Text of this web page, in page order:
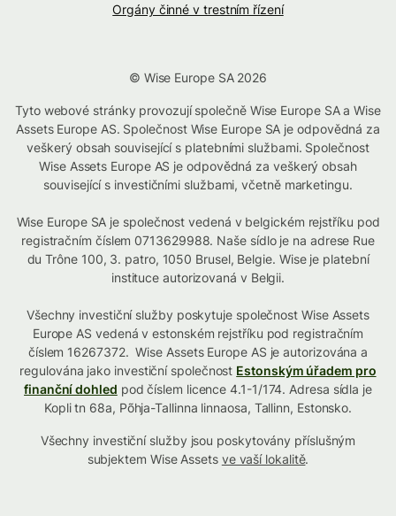
Orgány činné v trestním řízení
© Wise Europe SA 2026
Tyto webové stránky provozují společně Wise Europe SA a Wise
Assets Europe AS. Společnost Wise Europe SA je odpovědná za
veškerý obsah související s platebními službami. Společnost
Wise Assets Europe AS je odpovědná za veškerý obsah
související s investičními službami, včetně marketingu.
Wise Europe SA je společnost vedená v belgickém rejstříku pod
registračním číslem 0713629988. Naše sídlo je na adrese Rue
du Trône 100, 3. patro, 1050 Brusel, Belgie. Wise je platební
instituce autorizovaná v Belgii.
Všechny investiční služby poskytuje společnost Wise Assets
Europe AS vedená v estonském rejstříku pod registračním
číslem 16267372. Wise Assets Europe AS je autorizována a
regulována jako investiční společnost Estonským úřadem pro
finanční dohled pod číslem licence 4.1-1/174. Adresa sídla je
Kopli tn 68a, Põhja-Tallinna linnaosa, Tallinn, Estonsko.
Všechny investiční služby jsou poskytovány příslušným
subjektem Wise Assets ve vaší lokalitě.